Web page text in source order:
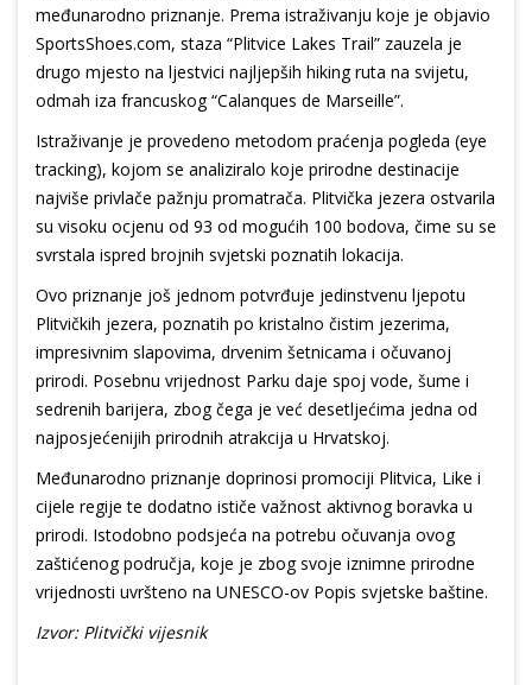
međunarodno priznanje. Prema istraživanju koje je objavio
SportsShoes.com, staza “Plitvice Lakes Trail” zauzela je
drugo mjesto na ljestvici najljepših hiking ruta na svijetu,
odmah iza francuskog “Calanques de Marseille”.
Istraživanje je provedeno metodom praćenja pogleda (eye
tracking), kojom se analiziralo koje prirodne destinacije
najviše privlače pažnju promatrača. Plitvička jezera ostvarila
su visoku ocjenu od 93 od mogućih 100 bodova, čime su se
svrstala ispred brojnih svjetski poznatih lokacija.
Ovo priznanje još jednom potvrđuje jedinstvenu ljepotu
Plitvičkih jezera, poznatih po kristalno čistim jezerima,
impresivnim slapovima, drvenim šetnicama i očuvanoj
prirodi. Posebnu vrijednost Parku daje spoj vode, šume i
sedrenih barijera, zbog čega je već desetljećima jedna od
najposjećenijih prirodnih atrakcija u Hrvatskoj.
Međunarodno priznanje doprinosi promociji Plitvica, Like i
cijele regije te dodatno ističe važnost aktivnog boravka u
prirodi. Istodobno podsjeća na potrebu očuvanja ovog
zaštićenog područja, koje je zbog svoje iznimne prirodne
vrijednosti uvršteno na UNESCO-ov Popis svjetske baštine.
Izvor: Plitvički vijesnik